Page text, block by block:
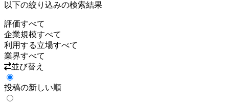
以下の絞り込みの検索結果
評価すべて
企業規模すべて
利用する立場すべて
業界すべて
並び替え
投稿の新しい順